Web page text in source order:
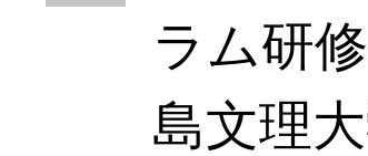
ラム研
島文理大